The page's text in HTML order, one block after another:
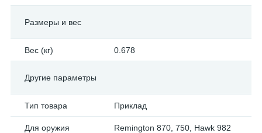
Размеры и вес
Вес (кг) 0.678
Другие параметры
Тип товара Приклад
Для оружия Remington 870, 750, Hawk 982